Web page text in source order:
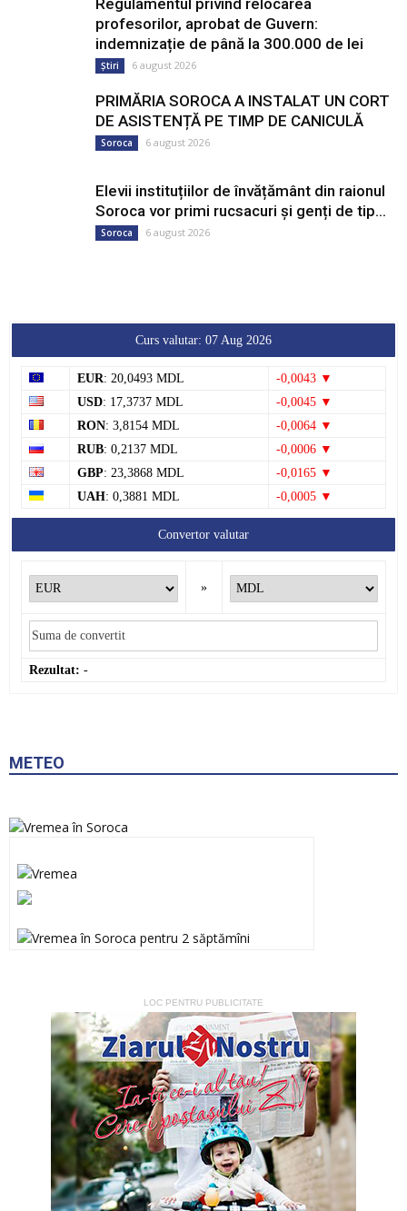
Regulamentul privind relocarea
profesorilor, aprobat de Guvern:
indemnizație de până la 300.000 de lei
Știri 6 august 2026
PRIMĂRIA SOROCA A INSTALAT UN CORT
DE ASISTENȚĂ PE TIMP DE CANICULĂ
Soroca 6 august 2026
Elevii instituțiilor de învățământ din raionul
Soroca vor primi rucsacuri și genți de tip...
Soroca 6 august 2026
Curs valutar: 07 Aug 2026
EUR: 20,0493 MDL
-0,0043 ▼
USD: 17,3737 MDL
-0,0045 ▼
RON: 3,8154 MDL
-0,0064 ▼
RUB: 0,2137 MDL
-0,0006 ▼
GBP: 23,3868 MDL
-0,0165 ▼
UAH: 0,3881 MDL -0,0005 ▼
Convertor valutar
»
Rezultat: -
METEO
LOC PENTRU PUBLICITATE